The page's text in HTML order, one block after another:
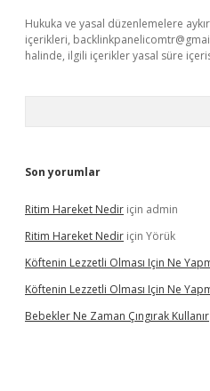
Hukuka ve yasal düzenlemelere
içerikleri,
halinde, ilgili içerikler yasal süre
Son yorumlar
Ritim Hareket Nedir için admin
Ritim Hareket Nedir için Yörük
Köftenin Lezzetli Olması Için Ne
Köftenin Lezzetli Olması Için Ne
Bebekler Ne Zaman Çıngırak Kullanır